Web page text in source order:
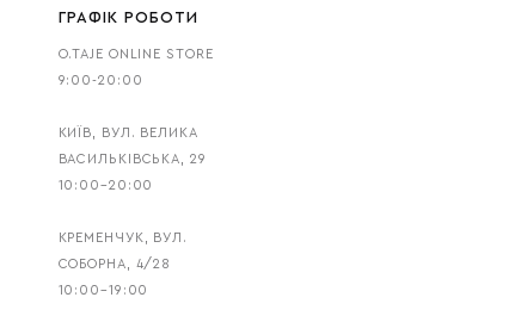
ГРАФІК РОБОТИ
O.TAJE ONLINE STORE
9:00-20:00
КИЇВ, ВУЛ. ВЕЛИКА
ВАСИЛЬКІВСЬКА, 29
10:00–20:00
КРЕМЕНЧУК, ВУЛ.
СОБОРНА, 4/28
10:00–19:00